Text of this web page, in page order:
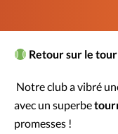
Retour sur le
Notre club a vibré
avec un superbe
promesses !